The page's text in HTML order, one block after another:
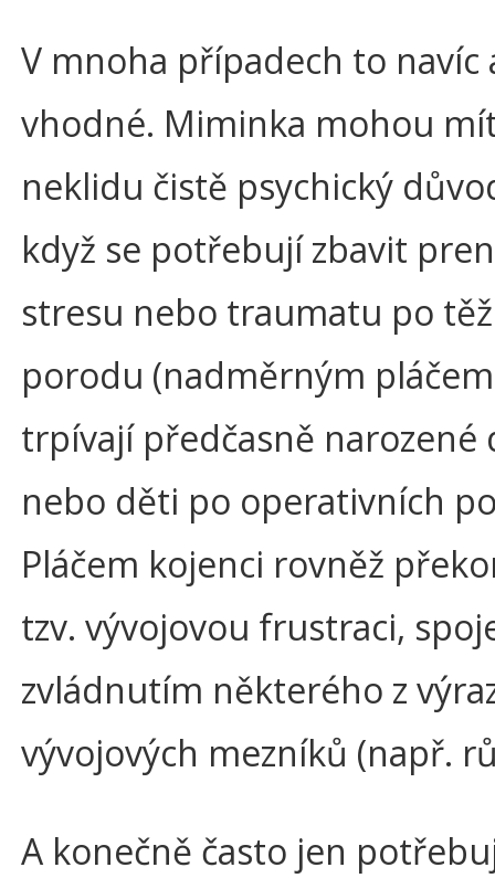
V mnoha případech to navíc
vhodné. Miminka mohou
neklidu čistě psychický
když se potřebují zbavit
stresu nebo traumatu po
porodu (nadměrným
trpívají předčasně narozené
nebo děti po operativních
Pláčem kojenci rovněž
tzv. vývojovou frustraci,
zvládnutím některého z
vývojových mezníků (např.
A konečně často jen